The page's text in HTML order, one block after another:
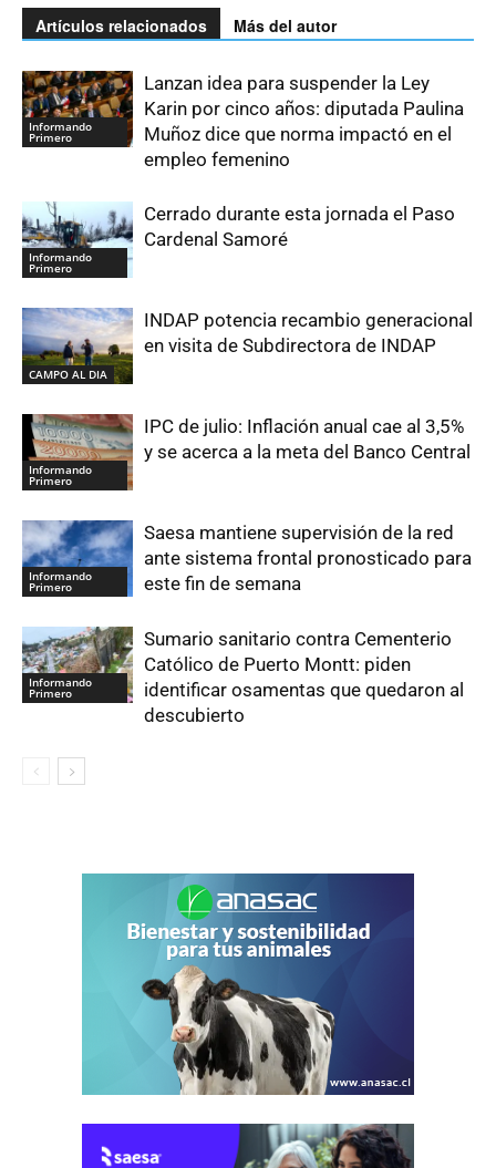
Artículos relacionados Más del autor
Informando
Primero
Lanzan idea para suspender la Ley
Karin por cinco años: diputada Paulina
Muñoz dice que norma impactó en el
empleo femenino
Informando
Primero
Cerrado durante esta jornada el Paso
Cardenal Samoré
CAMPO AL DIA
INDAP potencia recambio generacional
en visita de Subdirectora de INDAP
Informando
Primero
IPC de julio: Inflación anual cae al 3,5%
y se acerca a la meta del Banco Central
Informando
Primero
Saesa mantiene supervisión de la red
ante sistema frontal pronosticado para
este fin de semana
Informando
Primero
Sumario sanitario contra Cementerio
Católico de Puerto Montt: piden
identificar osamentas que quedaron al
descubierto